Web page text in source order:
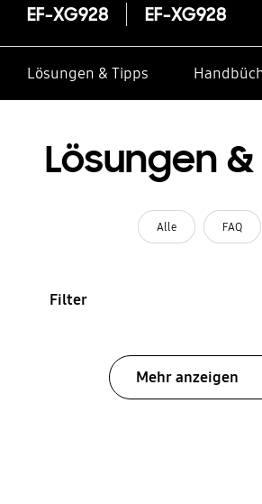
EF-XG928 EF-XG928
Lösungen & Tipps
Lösungen
Alle FAQ
Filter
Mehr anzeigen